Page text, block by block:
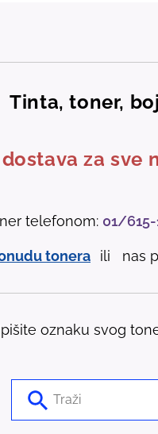
Tinta, toner,
za sve
telefonom: 01/615-
tonera ili nas
oznaku svog